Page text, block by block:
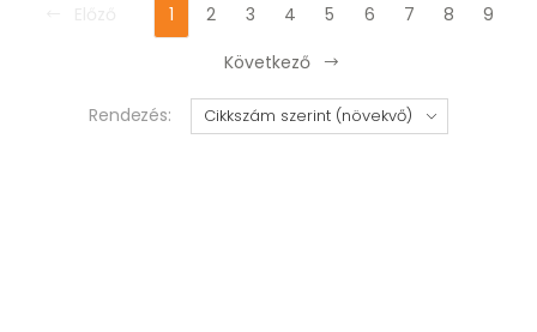
1 2 3 4 5 6 7 8
9
Következő
Rendezés: